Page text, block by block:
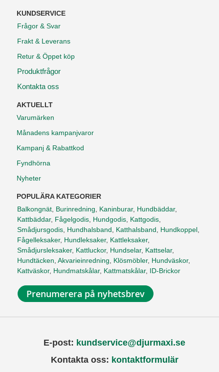
KUNDSERVICE
Frågor & Svar
Frakt & Leverans
Retur & Öppet köp
Produktfrågor
Kontakta oss
AKTUELLT
Varumärken
Månadens kampanjvaror
Kampanj & Rabattkod
Fyndhörna
Nyheter
POPULÄRA KATEGORIER
Balkongnät, Burinredning, Kaninburar, Hundbäddar,
Kattbäddar, Fågelgodis, Hundgodis, Kattgodis,
Smådjursgodis, Hundhalsband, Katthalsband, Hundkoppel,
Fågelleksaker, Hundleksaker, Kattleksaker,
Smådjursleksaker, Kattluckor, Hundselar, Kattselar,
Hundtäcken, Akvarieinredning, Klösmöbler, Hundväskor,
Kattväskor, Hundmatskålar, Kattmatskålar, ID-Brickor
Prenumerera på nyhetsbrev
E-post: kundservice@djurmaxi.se
Kontakta oss: kontaktformulär